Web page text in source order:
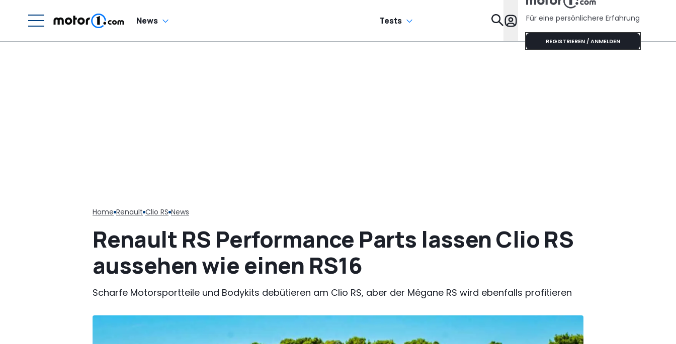
News Tests Specials
Für eine persönlichere Erfahrung
REGISTRIEREN / ANMELDEN
Home Renault Clio RS News
Renault RS Performance Parts lassen Clio RS
aussehen wie einen RS16
Scharfe Motorsportteile und Bodykits debütieren am Clio RS, aber der Mégane RS wird ebenfalls profitieren